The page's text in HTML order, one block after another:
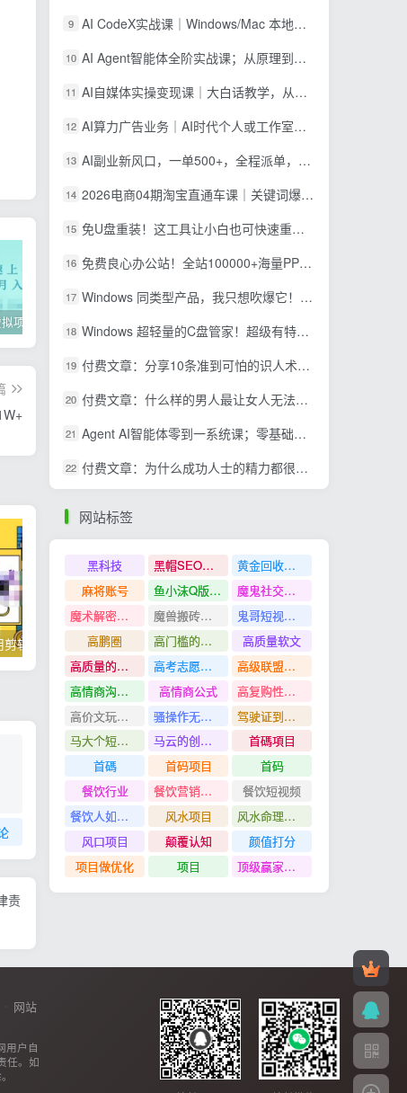
掌握100个实用剪辑方法，让你的视频加速上热门
掌握100个实用剪辑方法，让你的视频加速上热门 忠余网创《百战奇略》第二法：零基础带你识破赚钱项目共生
责
9 AI CodeX实战课｜Windows/Mac 本地部署｜API 对接调通｜Skill 自制｜漫剧剪辑｜网站 VR 项目｜AI项目落地全教程
10 AI Agent智能体全阶实战课；从原理到实操全程手把手，无需编程基础也能搭建自动运行的智能体
11 AI自媒体实操变现课｜大白话教学，从短剧漫剧到动画制作，零基础也能掌握爆款内容创作与变现全流程
12 AI算力广告业务｜AI时代个人或工作室新赛道
13 AI副业新风口，一单500+，全程派单，0门槛直接干
14 2026电商04期淘宝直通车课｜关键词爆打矩阵，多计划低出价，新品爆款差异化投放实操教学
15 免U盘重装！这工具让小白也可快速重装 Windows，支持无人值守配置，数据无忧 CmzPrep_Rev2
16 免费良心办公站！全站100000+海量PPT素材免费下载，每日更新，分类清晰，免注册登录下载 爱PPT网
17 Windows 同类型产品，我只想吹爆它！把听歌变成了一场沉浸式视听现场，支持多平台歌单播放 Mineradio
18 Windows 超轻量的C盘管家！超级有特点，支持磁盘分析及清理提醒，2M大小体积，完全免费 C盘管家
19 付费文章：分享10条准到可怕的识人术术，希望能帮到大家。
20 付费文章：什么样的男人最让女人无法抵抗？
21 Agent AI智能体零到一系统课；零基础也能学会自动化实战，从核心概念到Coze工作流搭建完整覆盖
22 付费文章：为什么成功人士的精力都很旺盛？
网站标签
黑科技 黑帽SEO案例分析
黄金回收奢侈品
麻将账号
鱼小沫Q版人物团练课
魔鬼社交实战课全套课程
魔术解密教程
魔兽搬砖搞钱
鬼哥短视频底层逻辑
高鹏圈
高门槛的生意
高质量软文
高质量的问答和知识分享
高考志愿填报
高级联盟营销教程
高情商沟通管理课
高情商公式
高复购性行业
高价文玩众筹分红项目
骚操作无脑裂变
驾驶证到期换证
马大个短视频投放课
马云的创业故事
首碼項目
首碼
首码项目
首码
餐饮行业
餐饮营销管理特训班
餐饮短视频
餐饮人如何用团购给门店拓客
风水项目
风水命理项目
风口项目
颠覆认知
颜值打分
项目做优化
项目 顶级赢家思维
网站
用户自
任。如